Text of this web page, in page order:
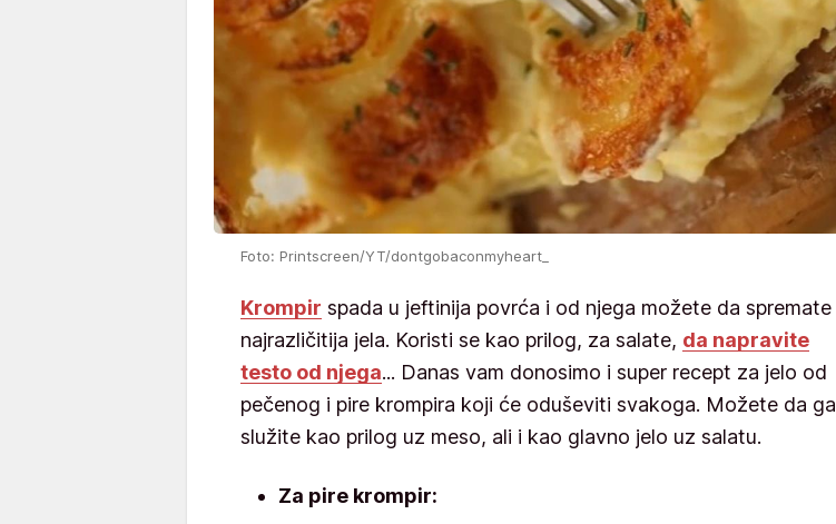
Foto: Printscreen/YT/dontgobaconmyheart_
Krompir spada u jeftinija povrća i od njega možete da spremate
najrazličitija jela. Koristi se kao prilog, za salate, da napravite
testo od njega... Danas vam donosimo i super recept za jelo od
pečenog i pire krompira koji će oduševiti svakoga. Možete da ga
služite kao prilog uz meso, ali i kao glavno jelo uz salatu.
Za pire krompir: